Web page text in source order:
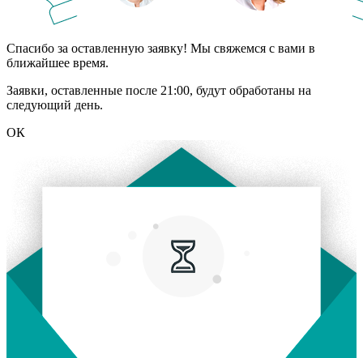
Спасибо за оставленную заявку! Мы свяжемся с вами в
ближайшее время.
Заявки, оставленные после 21:00, будут обработаны на
следующий день.
ОК